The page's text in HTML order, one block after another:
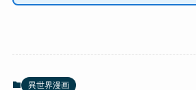
異世界漫画